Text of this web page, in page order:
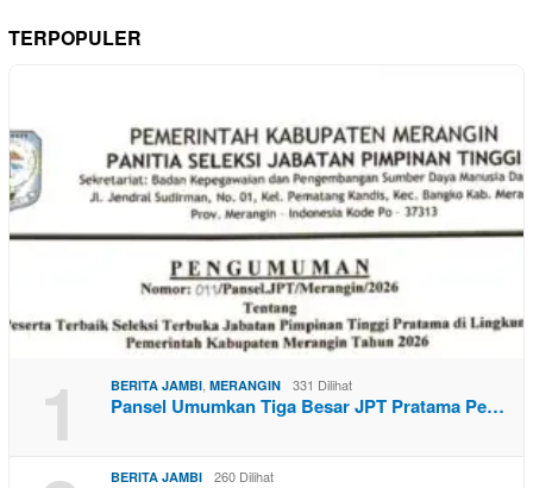
TERPOPULER
1 BERITA JAMBI, MERANGIN 331 Dilihat
Pansel Umumkan Tiga Besar JPT Pratama Pe…
BERITA JAMBI 260 Dilihat